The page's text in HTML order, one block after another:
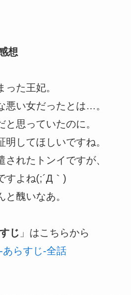
想
た王妃。
悪い女だったとは…。
と思っていたのに。
してほしいですね。
れたトンイですが、
すよね(;´Д｀)
醜いなあ。
じ 」はこちらから
らすじ-全話